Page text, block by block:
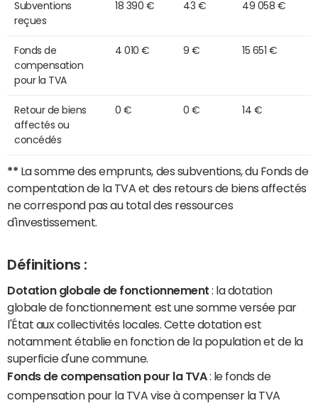
Subventions
reçues
18 390 € 43 € 49 058 €
Fonds de
compensation
pour la TVA
4 010 € 9 € 15 651 €
Retour de biens
affectés ou
concédés
0 € 0 € 14 €
** La somme des emprunts, des subventions, du Fonds de
compentation de la TVA et des retours de biens affectés
ne correspond pas au total des ressources
d'investissement.
Définitions :
Dotation globale de fonctionnement : la dotation
globale de fonctionnement est une somme versée par
l'État aux collectivités locales. Cette dotation est
notamment établie en fonction de la population et de la
superficie d'une commune.
Fonds de compensation pour la TVA: le fonds de
compensation pour la TVA vise à compenser la TVA